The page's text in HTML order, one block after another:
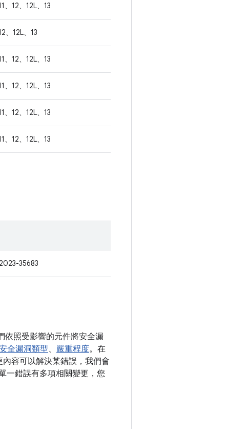
、12、12L、13
、12L、13
、12、12L、13
、12、12L、13
、12、12L、13
、12、12L、13
35683
依照受影響的元件將安全漏
全漏洞類型、 嚴重程度。在
容可以解決某錯誤，我們會
一錯誤有多項相關變更，您